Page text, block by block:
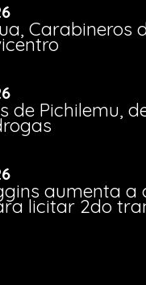
Carabineros
de Pichilemu,
aumenta a
licitar 2do